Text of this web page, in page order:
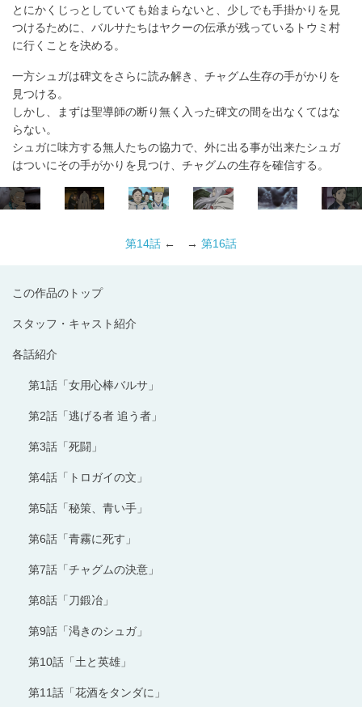
この作品のトップ
スタッフ・キャスト紹介
各話紹介
第1話「女用心棒バルサ」
第2話「逃げる者 追う者」
第3話「死闘」
第4話「トロガイの文」
第5話「秘策、青い手」
第6話「青霧に死す」
第7話「チャグムの決意」
第8話「刀鍛冶」
第9話「渇きのシュガ」
第10話「土と英雄」
第11話「花酒をタンダに」
とにかくじっとしていても始まらないと、少しでも手掛かりを見
つけるために、バルサたちはヤクーの伝承が残っているトウミ村
に行くことを決める。
一方シュガは碑文をさらに読み解き、チャグム生存の手がかりを
見つける。
しかし、まずは聖導師の断り無く入った碑文の間を出なくてはな
らない。
シュガに味方する無人たちの協力で、外に出る事が出来たシュガ
はついにその手がかりを見つけ、チャグムの生存を確信する。
第14話 ← → 第16話